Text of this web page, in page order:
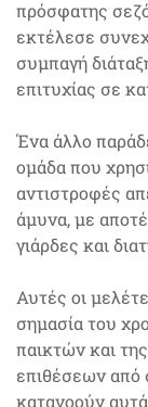
πρόσφατης
εκτέλεσε
συμπαγή
επιτυχίας σε
Ένα άλλο
ομάδα που
αντιστροφές
άμυνα, με
γιάρδες και
Αυτές οι
σημασία του
παικτών και
επιθέσεων από
κατανοούν